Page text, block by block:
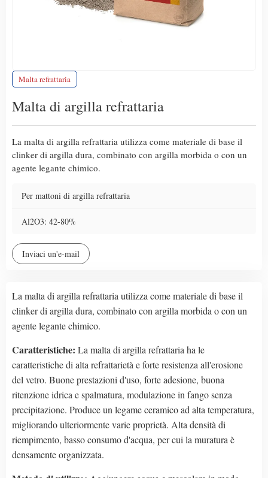
Malta refrattaria
Malta di argilla refrattaria
La malta di argilla refrattaria utilizza come materiale di base il
clinker di argilla dura, combinato con argilla morbida o con un
agente legante chimico.
Per mattoni di argilla refrattaria
Al2O3: 42-80%
Inviaci un'e-mail
La malta di argilla refrattaria utilizza come materiale di base il
clinker di argilla dura, combinato con argilla morbida o con un
agente legante chimico.
Caratteristiche: La malta di argilla refrattaria ha le
caratteristiche di alta refrattarietà e forte resistenza all'erosione
del vetro. Buone prestazioni d'uso, forte adesione, buona
ritenzione idrica e spalmatura, modulazione in fango senza
precipitazione. Produce un legame ceramico ad alta temperatura,
migliorando ulteriormente varie proprietà. Alta densità di
riempimento, basso consumo d'acqua, per cui la muratura è
densamente organizzata.